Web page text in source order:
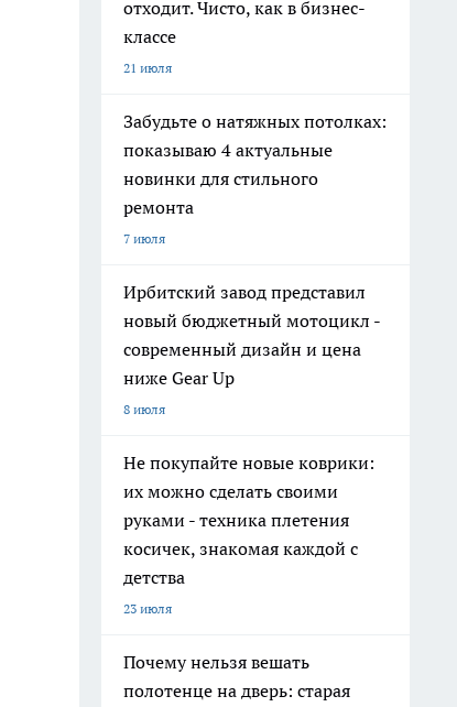
отходит. Чисто, как в бизнес-
классе
21 июля
Забудьте о натяжных потолках:
показываю 4 актуальные
новинки для стильного
ремонта
7 июля
Ирбитский завод представил
новый бюджетный мотоцикл -
современный дизайн и цена
ниже Gear Up
8 июля
Не покупайте новые коврики:
их можно сделать своими
руками - техника плетения
косичек, знакомая каждой с
детства
23 июля
Почему нельзя вешать
полотенце на дверь: старая